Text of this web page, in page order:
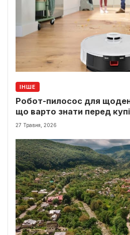
ІНШЕ
Робот-пилосос для
що варто знати перед
27 Травня, 2026